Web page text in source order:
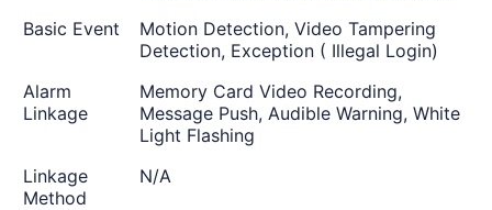
Basic Event
Motion Detection, Video Tampering
Detection, Exception ( Illegal Login)
Alarm
Linkage
Memory Card Video Recording,
Message Push, Audible Warning, White
Light Flashing
Linkage
Method
N/A